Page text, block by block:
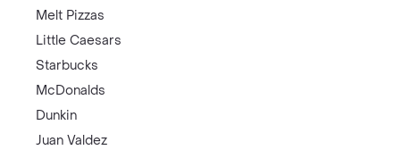
Melt Pizzas
Little Caesars
Starbucks
McDonalds
Dunkin
Juan Valdez